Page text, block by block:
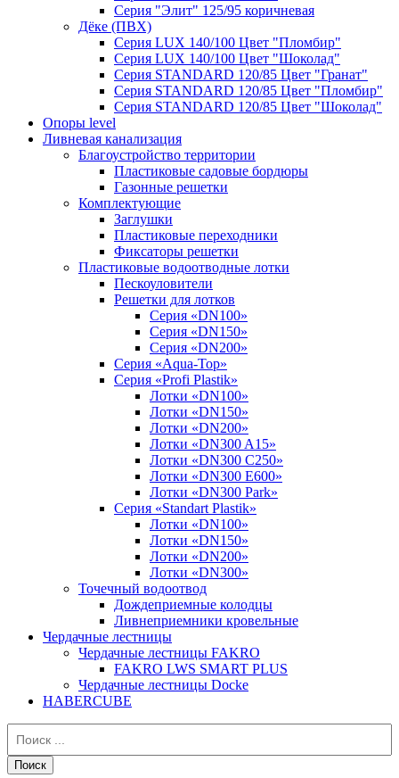
Серия "Элит" 125/95 коричневая
Дёке (ПВХ)
Серия LUX 140/100 Цвет "Пломбир"
Серия LUX 140/100 Цвет "Шоколад"
Серия STANDARD 120/85 Цвет "Гранат"
Серия STANDARD 120/85 Цвет "Пломбир"
Серия STANDARD 120/85 Цвет "Шоколад"
Опоры level
Ливневая канализация
Благоустройство территории
Пластиковые садовые бордюры
Газонные решетки
Комплектующие
Заглушки
Пластиковые переходники
Фиксаторы решетки
Пластиковые водоотводные лотки
Пескоуловители
Решетки для лотков
Серия «DN100»
Серия «DN150»
Серия «DN200»
Серия «Aqua-Top»
Серия «Profi Plastik»
Лотки «DN100»
Лотки «DN150»
Лотки «DN200»
Лотки «DN300 A15»
Лотки «DN300 C250»
Лотки «DN300 E600»
Лотки «DN300 Park»
Серия «Standart Plastik»
Лотки «DN100»
Лотки «DN150»
Лотки «DN200»
Лотки «DN300»
Точечный водоотвод
Дождеприемные колодцы
Ливнеприемники кровельные
Чердачные лестницы
Чердачные лестницы FAKRO
FAKRO LWS SMART PLUS
Чердачные лестницы Docke
HABERCUBE